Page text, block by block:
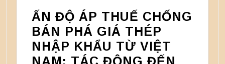
ẤN ĐỘ ÁP THUẾ CHỐNG
BÁN PHÁ GIÁ THÉP
NHẬP KHẨU TỪ VIỆT
NAM: TÁC ĐỘNG ĐẾN